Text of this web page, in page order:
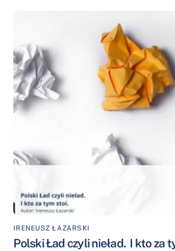
IRENEUSZ ŁAZARSKI
Polski Ład czyli nieład. I kto za